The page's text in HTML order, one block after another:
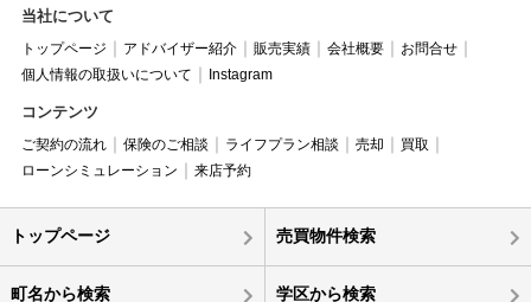
当社について
トップページ アドバイザー紹介 販売実績 会社概要
お問合せ
個人情報の取扱いについて
Instagram
コンテンツ
ご契約の流れ 保険のご相談 ライフプラン相談 売却
買取
ローンシミュレーション
来店予約
トップページ 売買物件検索
町名から検索 学区から検索